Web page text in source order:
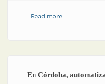
Read moreabout El auge
En Córdoba,